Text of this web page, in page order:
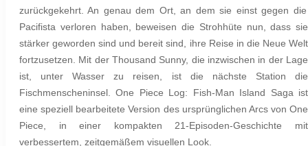
zurückgekehrt. An genau dem Ort, an dem sie einst gegen die
Pacifista verloren haben, beweisen die Strohhüte nun, dass sie
stärker geworden sind und bereit sind, ihre Reise in die Neue Welt
fortzusetzen. Mit der Thousand Sunny, die inzwischen in der Lage
ist, unter Wasser zu reisen, ist die nächste Station die
Fischmenscheninsel .One Piece Log: Fish-Man Island Saga ist
eine speziell bearbeitete Version des ursprünglichen Arcs von One
Piece, in einer kompakten 21-Episoden-Geschichte mit
verbessertem, zeitgemäßem visuellen Look.